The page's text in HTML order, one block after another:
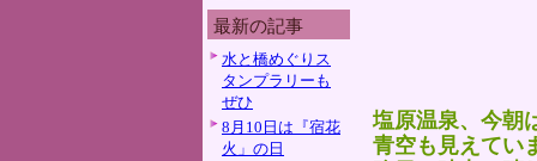
最新の記事
水と橋めぐりス
タンプラリーも
ぜひ
8月10日は『宿花
火」の日
塩原温泉、今朝
青空も見えてい